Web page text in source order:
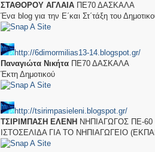
ΣΤΑΘΟΡΟΥ ΑΓΛΑΙΑ ΠΕ70 ΔΑΣΚΑΛΑ
Ένα blog για την Ε΄και Στ΄τάξη του
http://6dimormilias13-14.blogspot.gr/
Παναγιώτα Νικήτα ΠΕ70 ΔΑΣΚΑΛΑ
Έκτη Δημοτικού
http://tsirimpasieleni.blogspot.gr/
ΤΣΙΡΙΜΠΑΣΗ ΕΛΕΝΗ ΝΗΠΙΑΓΩΓΟΣ ΠΕ-60
ΙΣΤΟΣΕΛΙΔΑ ΓΙΑ ΤΟ ΝΗΠΙΑΓΩΓΕΙΟ